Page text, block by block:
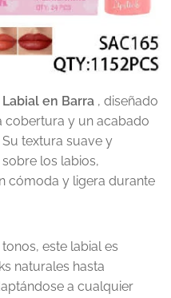
Labial en Barra , diseñado
cobertura y un acabado
textura suave y
los labios,
cómoda y ligera durante
este labial es
naturales hasta
a cualquier